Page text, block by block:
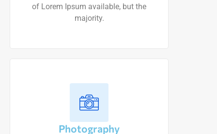
of Lorem Ipsum available, but the
majority.
Photography